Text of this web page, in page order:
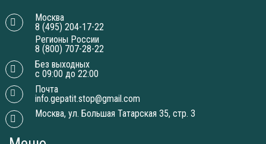
Москва
8 (495) 204-17-22
Регионы России
8 (800) 707-28-22
Без выходных
с 09:00 до 22:00
Почта
info.gepatit.stop@gmail.com
Москва, ул. Большая Татарская 35, стр. 3